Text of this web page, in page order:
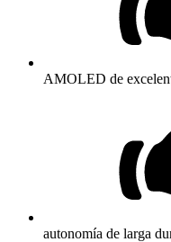
AMOLED de
autonomía de larga